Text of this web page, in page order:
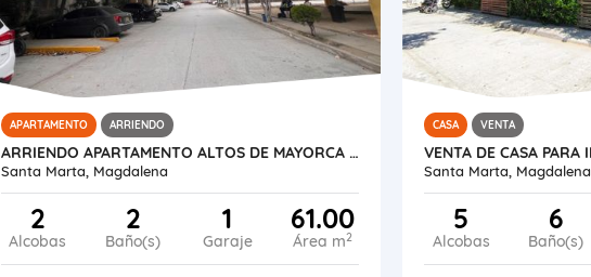
APARTAMENTO ARRIENDO
ARRIENDO APARTAMENTO ALTOS DE MAYORCA - SANTA CRUZ SANTA MARTA
Santa Marta, Magdalena
2
Alcobas
2
Baño(s)
1
Garaje
61.00
Área m2
CASA VENTA
Santa Marta, Magdalena
5
Alcobas
6
Baño(s)